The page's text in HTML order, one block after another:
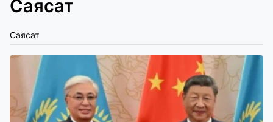
Саясат
Саясат